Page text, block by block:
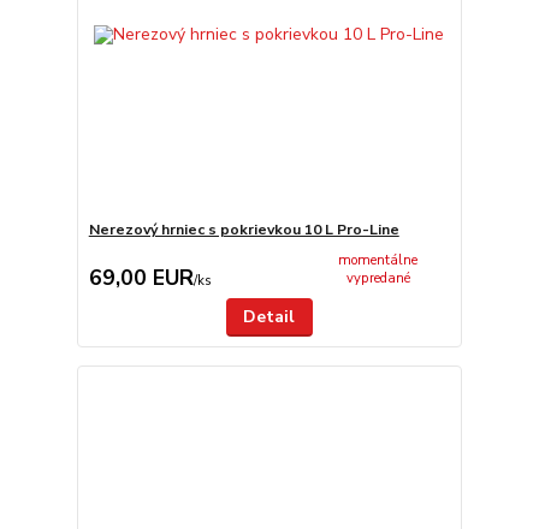
Nerezový hrniec s pokrievkou 10 L Pro-Line
69,00 EUR/ks
momentálne
vypredané
Detail